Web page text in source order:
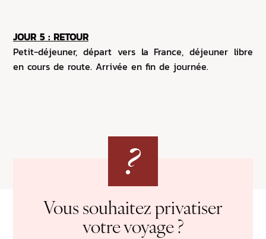
JOUR 5 : RETOUR
Petit-déjeuner, départ vers la France, déjeuner libre
en cours de route. Arrivée en fin de journée.
Vous souhaitez privatiser
votre voyage ?